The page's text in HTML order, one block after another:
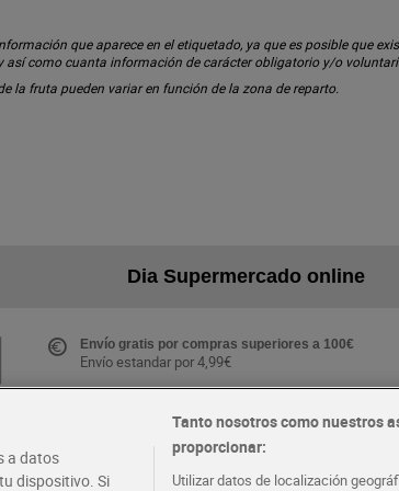
que aparece en el etiquetado, ya que es posible que
como cuanta información de carácter obligatorio y/o
la fruta pueden variar en función de la zona de reparto.
Dia Supermercado online
Envío gratis por compras superiores a 100€
Envío estandar por 4,99€
Folletos y Tiendas
cercana
a datos
dispositivo. Si
Tanto nosotros como nuestros
proporcionar:
Utilizar datos de localización